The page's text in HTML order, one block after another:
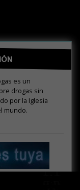
es un
drogas sin
por la Iglesia
mundo.